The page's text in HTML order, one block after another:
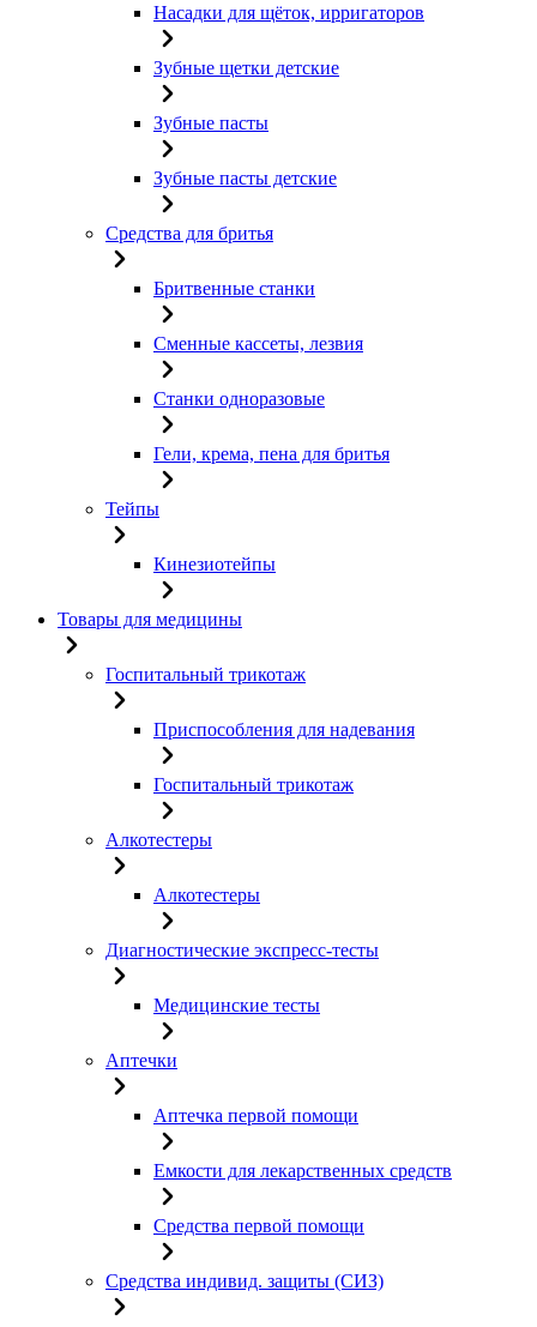
Насадки для щёток, ирригаторов
Зубные щетки детские
Зубные пасты
Зубные пасты детские
Средства для бритья
Бритвенные станки
Сменные кассеты, лезвия
Станки одноразовые
Гели, крема, пена для бритья
Тейпы
Кинезиотейпы
Товары для медицины
Госпитальный трикотаж
Приспособления для надевания
Госпитальный трикотаж
Алкотестеры
Алкотестеры
Диагностические экспресс-тесты
Медицинские тесты
Аптечки
Аптечка первой помощи
Емкости для лекарственных средств
Средства первой помощи
Средства индивид. защиты (СИЗ)